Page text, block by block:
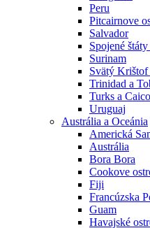
Peru
Pitcairnove
Salvador
Spojené
Surinam
Svätý Krištof
Trinidad a
Turks a
Uruguaj
Austrália a Oceánia
Americká
Austrália
Bora Bora
Cookove
Fiji
Francúzska
Guam
Havajské